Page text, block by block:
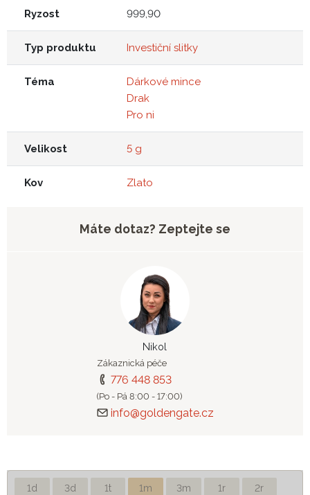
Ryzost 999,90
Typ produktu Investiční slitky
Téma
Dárkové mince
Drak
Pro ni
Velikost 5 g
Kov Zlato
Máte dotaz? Zeptejte se
Nikol
Zákaznická péče
776 448 853
(Po - Pá 8:00 - 17:00)
info@goldengate.cz
1d 3d 1t 1m 3m 1r 2r